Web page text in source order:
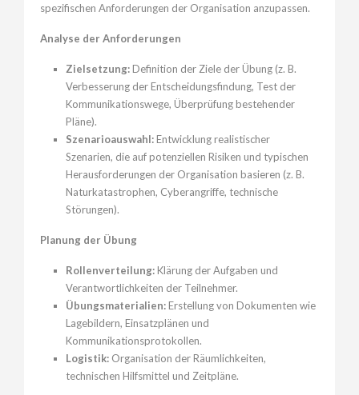
spezifischen Anforderungen der Organisation anzupassen.
Analyse der Anforderungen
Zielsetzung:Definition der Ziele der Übung (z. B.
Verbesserung der Entscheidungsfindung, Test der
Kommunikationswege, Überprüfung bestehender
Pläne).
Szenarioauswahl:Entwicklung realistischer
Szenarien, die auf potenziellen Risiken und typischen
Herausforderungen der Organisation basieren (z. B.
Naturkatastrophen, Cyberangriffe, technische
Störungen).
Planung der Übung
Rollenverteilung:Klärung der Aufgaben und
Verantwortlichkeiten der Teilnehmer.
Übungsmaterialien:Erstellung von Dokumenten wie
Lagebildern, Einsatzplänen und
Kommunikationsprotokollen.
Logistik: Organisation der Räumlichkeiten,
technischen Hilfsmittel und Zeitpläne.